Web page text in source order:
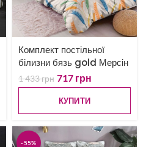
Комплект постільної
білизни бязь gold Мерсін
1 433грн 717 грн
КУПИТИ
-55%